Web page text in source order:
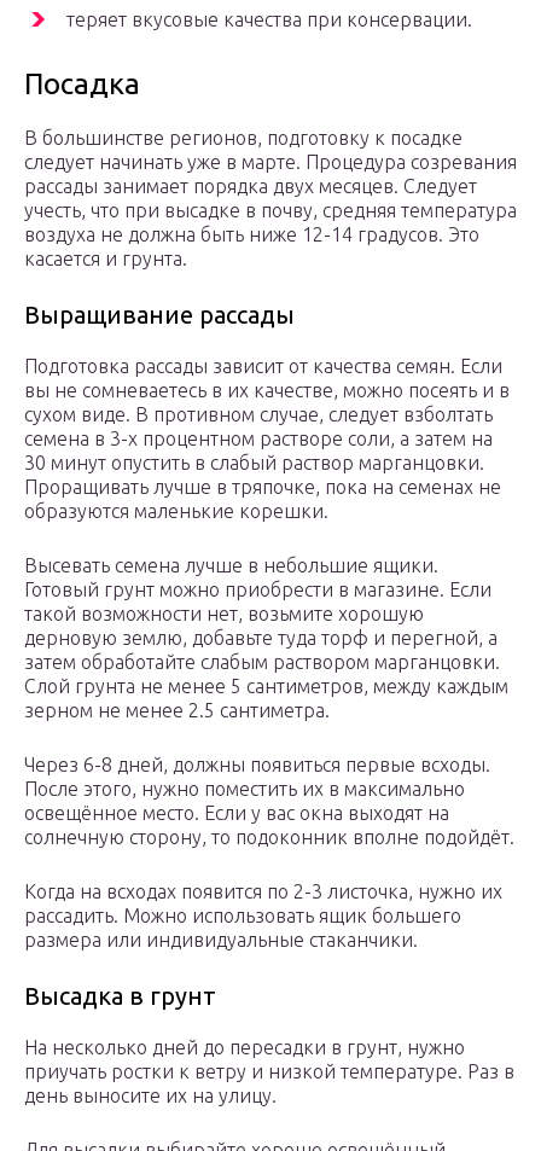
теряет вкусовые качества при консервации.
Посадка
В большинстве регионов, подготовку к посадке
следует начинать уже в марте. Процедура созревания
рассады занимает порядка двух месяцев. Следует
учесть, что при высадке в почву, средняя температура
воздуха не должна быть ниже 12-14 градусов. Это
касается и грунта.
Выращивание рассады
Подготовка рассады зависит от качества семян. Если
вы не сомневаетесь в их качестве, можно посеять и в
сухом виде. В противном случае, следует взболтать
семена в 3-х процентном растворе соли, а затем на
30 минут опустить в слабый раствор марганцовки.
Проращивать лучше в тряпочке, пока на семенах не
образуются маленькие корешки.
Высевать семена лучше в небольшие ящики.
Готовый грунт можно приобрести в магазине. Если
такой возможности нет, возьмите хорошую
дерновую землю, добавьте туда торф и перегной, а
затем обработайте слабым раствором марганцовки.
Слой грунта не менее 5 сантиметров, между каждым
зерном не менее 2.5 сантиметра.
Через 6-8 дней, должны появиться первые всходы.
После этого, нужно поместить их в максимально
освещённое место. Если у вас окна выходят на
солнечную сторону, то подоконник вполне подойдёт.
Когда на всходах появится по 2-3 листочка, нужно их
рассадить. Можно использовать ящик большего
размера или индивидуальные стаканчики.
Высадка в грунт
На несколько дней до пересадки в грунт, нужно
приучать ростки к ветру и низкой температуре. Раз в
день выносите их на улицу.